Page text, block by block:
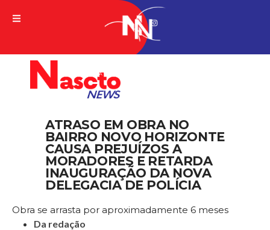
A VERDADE DA NOTICIA
ATRASO EM OBRA NO
BAIRRO NOVO HORIZONTE
CAUSA PREJUÍZOS A
MORADORES E RETARDA
INAUGURAÇÃO DA NOVA
DELEGACIA DE POLÍCIA
Obra se arrasta por aproximadamente 6 meses
Da redação